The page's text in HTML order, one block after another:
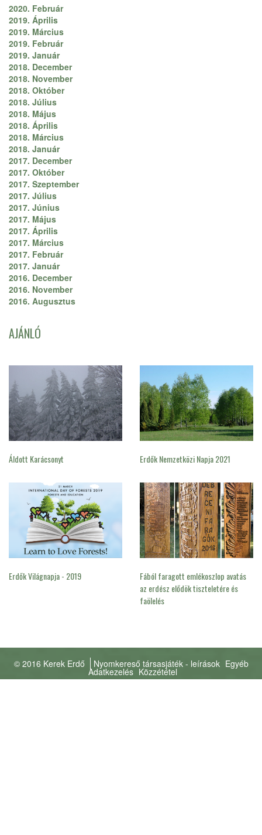
2020. Február
2019. Április
2019. Március
2019. Február
2019. Január
2018. December
2018. November
2018. Október
2018. Július
2018. Május
2018. Április
2018. Március
2018. Január
2017. December
2017. Október
2017. Szeptember
2017. Július
2017. Június
2017. Május
2017. Április
2017. Március
2017. Február
2017. Január
2016. December
2016. November
2016. Augusztus
AJÁNLÓ
Áldott Karácsonyt Erdők Nemzetközi Napja 2021
Erdők Világnapja - 2019
Fából faragott emlékoszlop avatás
az erdész elődök tiszteletére és
faölelés
© 2016 Kerek Erdő Nyomkereső társasjáték - leírások Egyéb
Adatkezelés Közzététel